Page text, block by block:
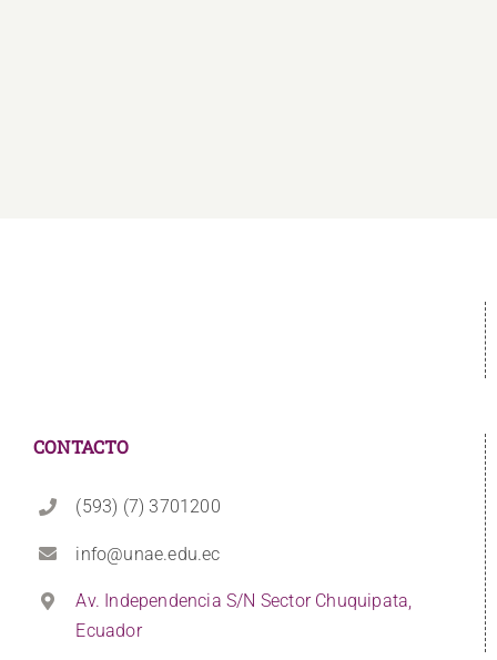
CONTACTO
(593) (7) 3701200
info@unae.edu.ec
Av. Independencia S/N Sector Chuquipata,
Ecuador